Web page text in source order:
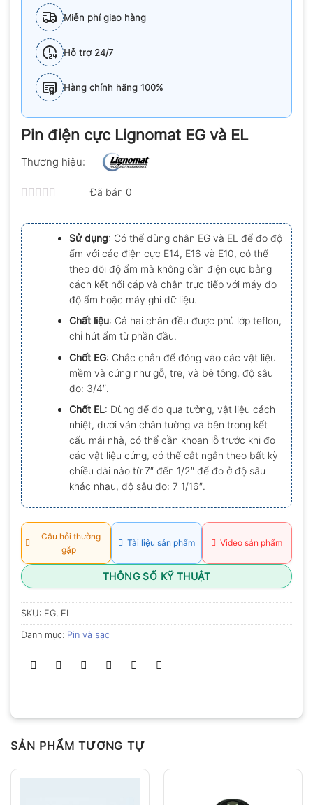
Miễn phí giao hàng
Hỗ trợ 24/7
Hàng chính hãng 100%
Pin điện cực Lignomat EG và EL
Thương hiệu:
xếp
hạng
0.0
5
sao
Đã bán 0
Sử dụng: Có thể dùng chân EG và EL để đo độ
ẩm với các điện cực E14, E16 và E10, có thể
theo dõi độ ẩm mà không cần điện cực bằng
cách kết nối cáp và chân trực tiếp với máy đo
độ ẩm hoặc máy ghi dữ liệu.
Chất liệu: Cả hai chân đều được phủ lớp teflon,
chỉ hút ẩm từ phần đầu.
Chốt EG: Chắc chắn để đóng vào các vật liệu
mềm và cứng như gỗ, tre, và bê tông, độ sâu
đo: 3/4″.
Chốt EL: Dùng để đo qua tường, vật liệu cách
nhiệt, dưới ván chân tường và bên trong kết
cấu mái nhà, có thể cần khoan lỗ trước khi đo
các vật liệu cứng, có thể cắt ngắn theo bất kỳ
chiều dài nào từ 7″ đến 1/2″ để đo ở độ sâu
khác nhau, độ sâu đo: 7 1/16″.
Câu hỏi thường
gặp
Tài liệu sản phẩm Video sản phẩm
THÔNG SỐ KỸ THUẬT
SKU: EG, EL
Danh mục: Pin và sạc
SẢN PHẨM TƯƠNG TỰ